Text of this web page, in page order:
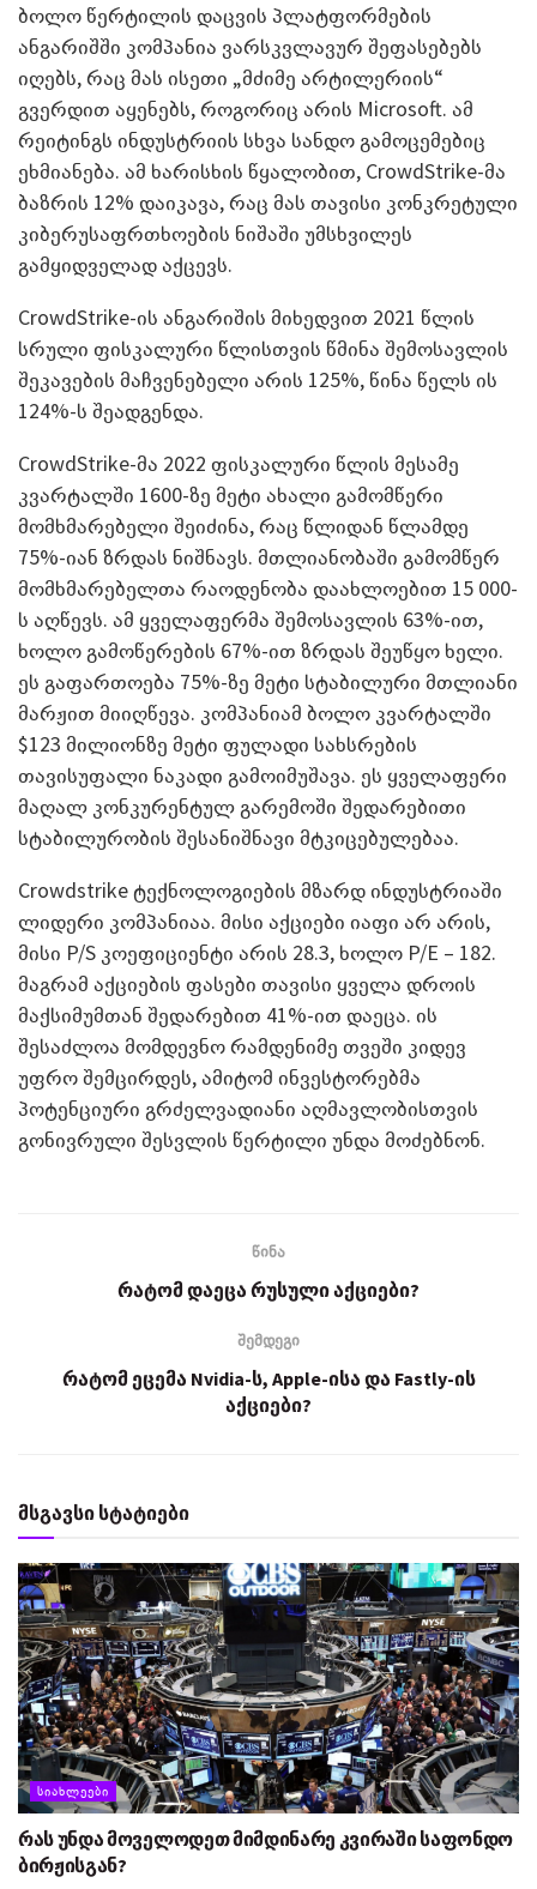
ბოლო წერტილის დაცვის პლატფორმების
ანგარიშში კომპანია ვარსკვლავურ შეფასებებს
იღებს, რაც მას ისეთი „მძიმე არტილერიის“
გვერდით აყენებს, როგორიც არის Microsoft. ამ
რეიტინგს ინდუსტრიის სხვა სანდო გამოცემებიც
ეხმიანება. ამ ხარისხის წყალობით, CrowdStrike-მა
ბაზრის 12% დაიკავა, რაც მას თავისი კონკრეტული
კიბერუსაფრთხოების ნიშაში უმსხვილეს
გამყიდველად აქცევს.
CrowdStrike-ის ანგარიშის მიხედვით 2021 წლის
სრული ფისკალური წლისთვის წმინა შემოსავლის
შეკავების მაჩვენებელი არის 125%, წინა წელს ის
124%-ს შეადგენდა.
CrowdStrike-მა 2022 ფისკალური წლის მესამე
კვარტალში 1600-ზე მეტი ახალი გამომწერი
მომხმარებელი შეიძინა, რაც წლიდან წლამდე
75%-იან ზრდას ნიშნავს. მთლიანობაში გამომწერ
მომხმარებელთა რაოდენობა დაახლოებით 15 000-
ს აღწევს. ამ ყველაფერმა შემოსავლის 63%-ით,
ხოლო გამოწერების 67%-ით ზრდას შეუწყო ხელი.
ეს გაფართოება 75%-ზე მეტი სტაბილური მთლიანი
მარჟით მიიღწევა. კომპანიამ ბოლო კვარტალში
$123 მილიონზე მეტი ფულადი სახსრების
თავისუფალი ნაკადი გამოიმუშავა. ეს ყველაფერი
მაღალ კონკურენტულ გარემოში შედარებითი
სტაბილურობის შესანიშნავი მტკიცებულებაა.
Crowdstrike ტექნოლოგიების მზარდ ინდუსტრიაში
ლიდერი კომპანიაა. მისი აქციები იაფი არ არის,
მისი P/S კოეფიციენტი არის 28.3, ხოლო P/E – 182.
მაგრამ აქციების ფასები თავისი ყველა დროის
მაქსიმუმთან შედარებით 41%-ით დაეცა. ის
შესაძლოა მომდევნო რამდენიმე თვეში კიდევ
უფრო შემცირდეს, ამიტომ ინვესტორებმა
პოტენციური გრძელვადიანი აღმავლობისთვის
გონივრული შესვლის წერტილი უნდა მოძებნონ.
წინა
რატომ დაეცა რუსული აქციები?
შემდეგი
რატომ ეცემა Nvidia-ს, Apple-ისა და Fastly-ის
აქციები?
მსგავსი სტატიები
ᲡᲘᲐᲮᲚᲔᲔᲑᲘ
რას უნდა მოველოდეთ მიმდინარე კვირაში საფონდო
ბირჟისგან?